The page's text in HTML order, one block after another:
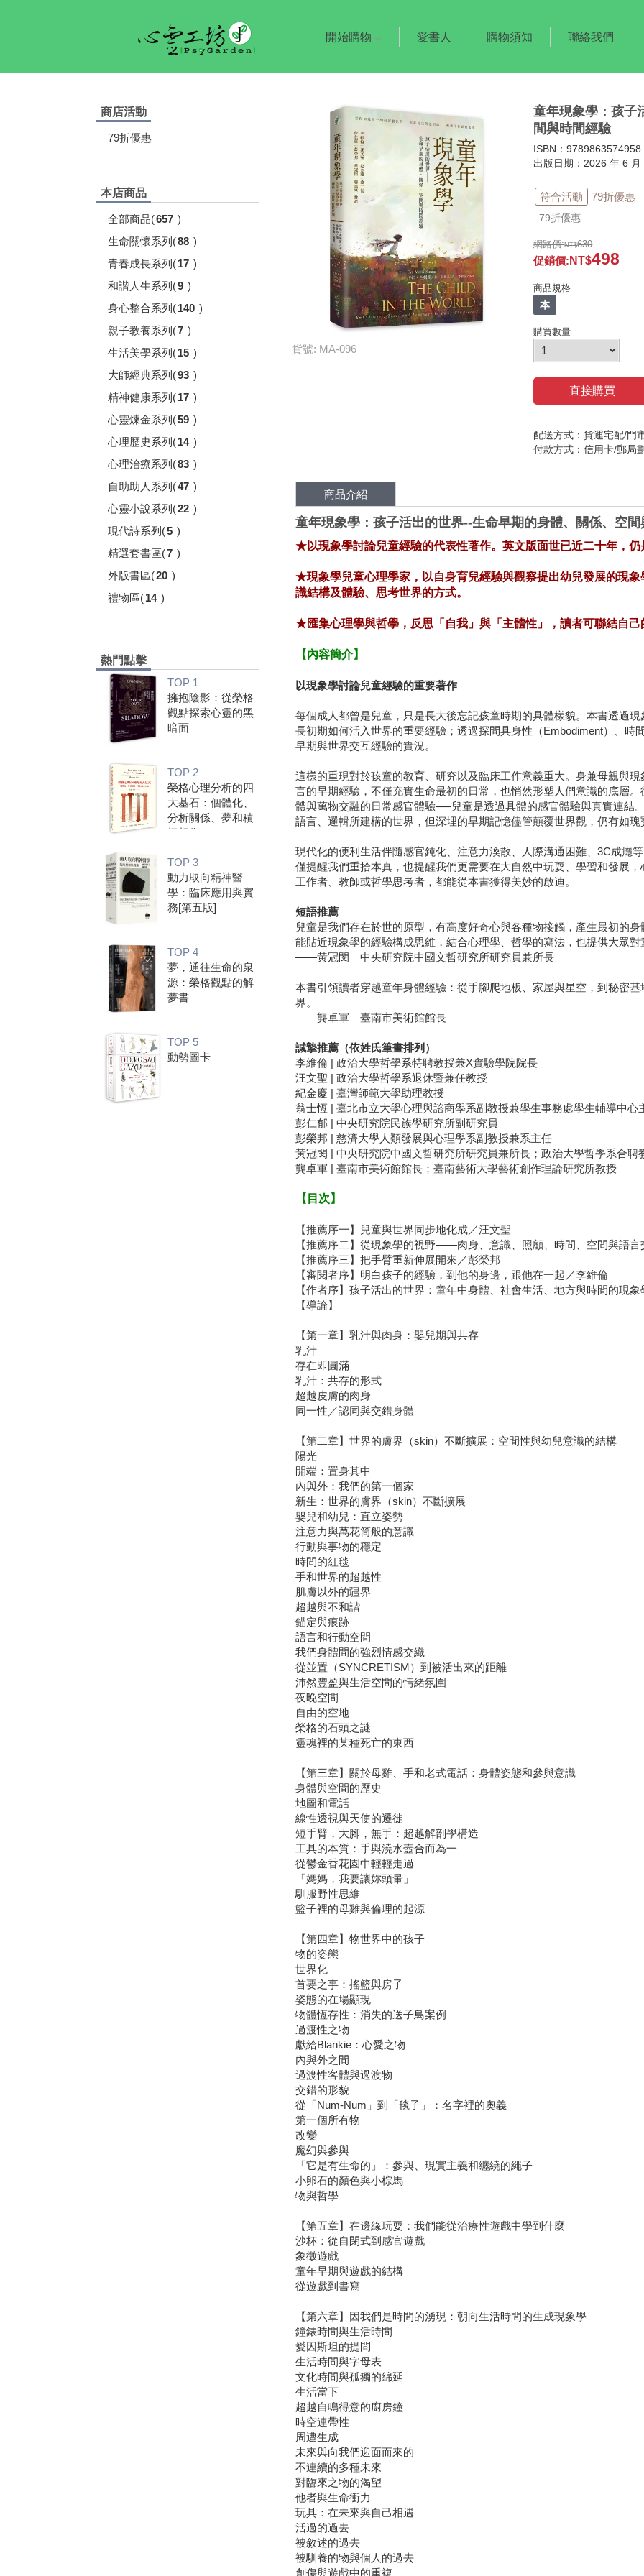
開始購物 愛書人 購物須知 聯絡我們
商店活動
79折優惠
本店商品
全部商品(657 )
生命關懷系列 (88 )
青春成長系列 (17 )
和諧人生系列 (9 )
身心整合系列 (140 )
親子教養系列 (7 )
生活美學系列 (15 )
大師經典系列 (93 )
精神健康系列 (17 )
心靈煉金系列 (59 )
心理歷史系列 (14 )
心理治療系列 (83 )
自助助人系列 (47 )
心靈小說系列 (22 )
現代詩系列 (5 )
精選套書區(7 )
外版書區(20 )
禮物區(14 )
熱門點擊
TOP 1
擁抱陰影：從榮格
觀點探索心靈的黑
暗面
TOP 2
榮格心理分析的四
大基石：個體化、
分析關係、夢和積
極想像
TOP 3
動力取向精神醫
學：臨床應用與實
務[第五版]
TOP 4
夢，通往生命的泉
源：榮格觀點的解
夢書
TOP 5
動勢圖卡
貨號: MA-096
童年現象學：孩子
間與時間經驗
ISBN：9789863574958
出版日期：2026 年 6 月
符合活動 79折優惠
79折優惠
網路價: 630
促銷價: 498
商品規格
本
購買數量
直接購買
配送方式：貨運宅配/門
付款方式：信用卡/郵局
商品介紹
童年現象學：孩子活出的世界--生命早期的身體、關係、空間
★以現象學討論兒童經驗的代表性著作。英文版面世已近二十年，仍
★現象學兒童心理學家，以自身育兒經驗與觀察提出幼兒發展的現
識結構及體驗、思考世界的方式。
★匯集心理學與哲學，反思「自我」與「主體性」，讀者可聯結自己
【內容簡介】
以現象學討論兒童經驗的重要著作
每個成人都曾是兒童，只是長大後忘記孩童時期的具體樣貌。本書透過
長初期如何活入世界的重要經驗；透過探問具身性（Embodiment）、時
早期與世界交互經驗的實況。
這樣的重現對於孩童的教育、研究以及臨床工作意義重大。身兼母親與
言的早期經驗，不僅充實生命最初的日常，也悄然形塑人們意識的底層
體與萬物交融的日常感官體驗──兒童是透過具體的感官體驗與真實連結
語言、邏輯所建構的世界，但深埋的早期記憶儘管顛覆世界觀，仍有如瑰
現代化的便利生活伴隨感官鈍化、注意力渙散、人際溝通困難、3C成癮
僅提醒我們重拾本真，也提醒我們更需要在大自然中玩耍、學習和發展
工作者、教師或哲學思考者，都能從本書獲得美妙的啟迪。
短語推薦
兒童是我們存在於世的原型，有高度好奇心與各種物接觸，產生最初的
能貼近現象學的經驗構成思維，結合心理學、哲學的寫法，也提供大眾對
——黃冠閔 中央研究院中國文哲研究所研究員兼所長
本書引領讀者穿越童年身體經驗：從手腳爬地板、家屋與星空，到秘密
界。
——龔卓軍 臺南市美術館館長
誠摯推薦（依姓氏筆畫排列）
李維倫 | 政治大學哲學系特聘教授兼X實驗學院院長
汪文聖 | 政治大學哲學系退休暨兼任教授
紀金慶 | 臺灣師範大學助理教授
翁士恆 | 臺北市立大學心理與諮商學系副教授兼學生事務處學生輔導中心
彭仁郁 | 中央研究院民族學研究所副研究員
彭榮邦 | 慈濟大學人類發展與心理學系副教授兼系主任
黃冠閔 | 中央研究院中國文哲研究所研究員兼所長；政治大學哲學系合聘
龔卓軍 | 臺南市美術館館長；臺南藝術大學藝術創作理論研究所教授
【目次】
【推薦序一】兒童與世界同步地化成／汪文聖
【推薦序二】從現象學的視野——肉身、意識、照顧、時間、空間與語
【推薦序三】把手臂重新伸展開來／彭榮邦
【審閱者序】明白孩子的經驗，到他的身邊，跟他在一起／李維倫
【作者序】孩子活出的世界：童年中身體、社會生活、地方與時間的現
【導論】
【第一章】乳汁與肉身：嬰兒期與共存
乳汁
存在即圓滿
乳汁：共存的形式
超越皮膚的肉身
同一性／認同與交錯身體
【第二章】世界的膚界（skin）不斷擴展：空間性與幼兒意識的結構
陽光
開端：置身其中
內與外：我們的第一個家
新生：世界的膚界（skin）不斷擴展
嬰兒和幼兒：直立姿勢
注意力與萬花筒般的意識
行動與事物的穩定
時間的紅毯
手和世界的超越性
肌膚以外的疆界
超越與不和諧
錨定與痕跡
語言和行動空間
我們身體間的強烈情感交織
從並置（SYNCRETISM）到被活出來的距離
沛然豐盈與生活空間的情緒氛圍
夜晚空間
自由的空地
榮格的石頭之謎
靈魂裡的某種死亡的東西
【第三章】關於母雞、手和老式電話：身體姿態和參與意識
身體與空間的歷史
地圖和電話
線性透視與天使的遷徙
短手臂，大腳，無手：超越解剖學構造
工具的本質：手與澆水壺合而為一
從鬱金香花園中輕輕走過
「媽媽，我要讓妳頭暈」
馴服野性思維
籃子裡的母雞與倫理的起源
【第四章】物世界中的孩子
物的姿態
世界化
首要之事：搖籃與房子
姿態的在場顯現
物體恆存性：消失的送子鳥案例
過渡性之物
獻給Blankie：心愛之物
內與外之間
過渡性客體與過渡物
交錯的形貌
從「Num-Num」到「毯子」：名字裡的奧義
第一個所有物
改變
魔幻與參與
「它是有生命的」：參與、現實主義和纏繞的繩子
小卵石的顏色與小棕馬
物與哲學
【第五章】在邊緣玩耍：我們能從治療性遊戲中學到什麼
沙杯：從自閉式到感官遊戲
象徵遊戲
童年早期與遊戲的結構
從遊戲到書寫
【第六章】因我們是時間的湧現：朝向生活時間的生成現象學
鐘錶時間與生活時間
愛因斯坦的提問
生活時間與字母表
文化時間與孤獨的綿延
生活當下
超越自鳴得意的廚房鐘
時空連帶性
周遭生成
未來與向我們迎面而來的
不連續的多種未來
對臨來之物的渴望
他者與生命衝力
玩具：在未來與自己相遇
活過的過去
被敘述的過去
被馴養的物與個人的過去
創傷與遊戲中的重複